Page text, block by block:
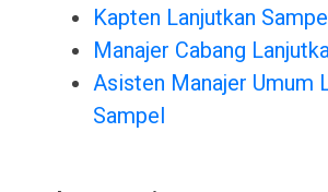
Kapten Lanjutkan
Manajer Cabang
Asisten Manajer Umum
Sampel